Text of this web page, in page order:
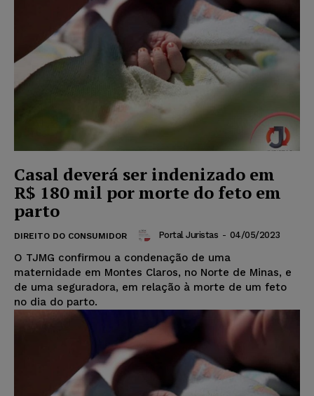
Casal deverá ser indenizado em
R$ 180 mil por morte do feto em
parto
DIREITO DO CONSUMIDOR Portal Juristas - 04/05/2023
O TJMG confirmou a condenação de uma
maternidade em Montes Claros, no Norte de Minas, e
de uma seguradora, em relação à morte de um feto
no dia do parto.